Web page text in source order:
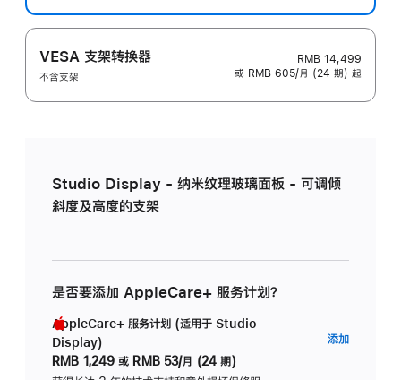
VESA 支架转换器
不含支架
RMB 14,499
或 RMB 605/月 (24 期) 起
Studio Display - 纳米纹理玻璃面板 - 可调倾
斜度及高度的支架
是否要添加 AppleCare+ 服务计划？
AppleCare+ 服务计划 (适用于 Studio
Display)
RMB 1,249 或 RMB 53/月 (24 期)
添加